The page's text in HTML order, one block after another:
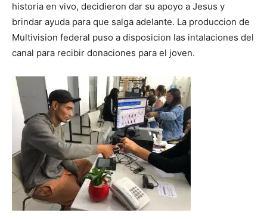
historia en vivo, decidieron dar su apoyo a Jesus y
brindar ayuda para que salga adelante. La produccion de
Multivision federal puso a disposicion las intalaciones del
canal para recibir donaciones para el joven.